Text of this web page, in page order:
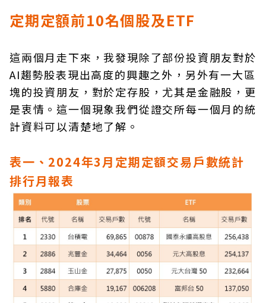
定期定額前10名個股及ETF
這兩個月走下來，我發現除了部份投資朋友對於
AI趨勢股表現出高度的興趣之外，另外有一大區
塊的投資朋友，對於定存股，尤其是金融股，更
是衷情。這一個現象我們從證交所每一個月的統
計資料可以清楚地了解。
表一、2024年3月定期定額交易戶數統計
排行月報表